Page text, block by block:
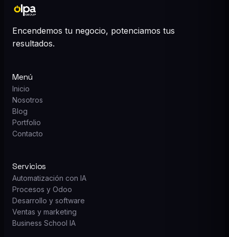
Encendemos tu negocio, potenciamos tus
resultados.
Menú
Inicio
Nosotros
Blog
Portfolio
Contacto
Servicios
Automatización con IA
Procesos y Odoo
Desarrollo y software
Ventas y marketing
Business School IA